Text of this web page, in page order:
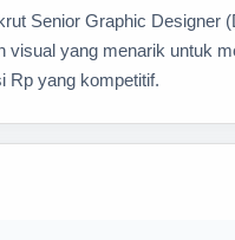
Senior Graphic Designer
visual yang menarik untuk
Rp yang kompetitif.